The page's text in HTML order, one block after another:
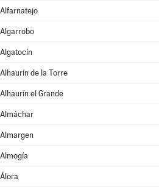
Alfarnatejo
Algarrobo
Algatocín
Alhaurín de la Torre
Alhaurín el Grande
Almáchar
Almargen
Almogía
Álora